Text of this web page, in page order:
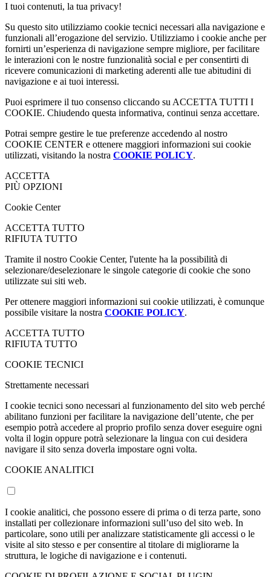
I tuoi contenuti, la tua privacy!
Su questo sito utilizziamo cookie tecnici necessari alla navigazione e
funzionali all’erogazione del servizio. Utilizziamo i cookie anche per
fornirti un’esperienza di navigazione sempre migliore, per facilitare
le interazioni con le nostre funzionalità social e per consentirti di
ricevere comunicazioni di marketing aderenti alle tue abitudini di
navigazione e ai tuoi interessi.
Puoi esprimere il tuo consenso cliccando su ACCETTA TUTTI I
COOKIE. Chiudendo questa informativa, continui senza accettare.
Potrai sempre gestire le tue preferenze accedendo al nostro
COOKIE CENTER e ottenere maggiori informazioni sui cookie
utilizzati, visitando la nostra COOKIE POLICY.
ACCETTA
PIÙ OPZIONI
Cookie Center
ACCETTA TUTTO
RIFIUTA TUTTO
Tramite il nostro Cookie Center, l'utente ha la possibilità di
selezionare/deselezionare le singole categorie di cookie che sono
utilizzate sui siti web.
Per ottenere maggiori informazioni sui cookie utilizzati, è comunque
possibile visitare la nostra COOKIE POLICY.
ACCETTA TUTTO
RIFIUTA TUTTO
COOKIE TECNICI
Strettamente necessari
I cookie tecnici sono necessari al funzionamento del sito web perché
abilitano funzioni per facilitare la navigazione dell’utente, che per
esempio potrà accedere al proprio profilo senza dover eseguire ogni
volta il login oppure potrà selezionare la lingua con cui desidera
navigare il sito senza doverla impostare ogni volta.
COOKIE ANALITICI
I cookie analitici, che possono essere di prima o di terza parte, sono
installati per collezionare informazioni sull’uso del sito web. In
particolare, sono utili per analizzare statisticamente gli accessi o le
visite al sito stesso e per consentire al titolare di migliorarne la
struttura, le logiche di navigazione e i contenuti.